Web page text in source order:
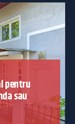
pentru
sau